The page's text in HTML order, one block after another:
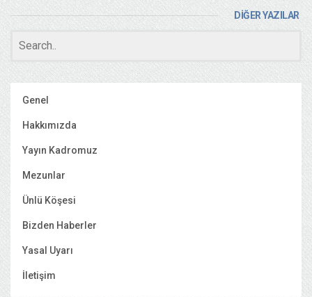
DİĞER YAZILAR
Genel
Hakkımızda
Yayın Kadromuz
Mezunlar
Ünlü Köşesi
Bizden Haberler
Yasal Uyarı
İletişim